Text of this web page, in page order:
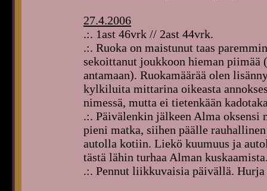
27.4.2006
.:. 1ast 46vrk // 2ast 44vrk.
.:. Ruoka on maistunut taas
sekoittanut joukkoon hieman piimää
antamaan). Ruokamäärää olen
kylkiluita mittarina oikeasta
nimessä, mutta ei tietenkään
.:. Päivälenkin jälkeen Alma
pieni matka, siihen päälle
autolla kotiin. Liekö kuumuus ja
tästä lähin turhaa Alman
.:. Pennut liikkuvaisia päivällä.